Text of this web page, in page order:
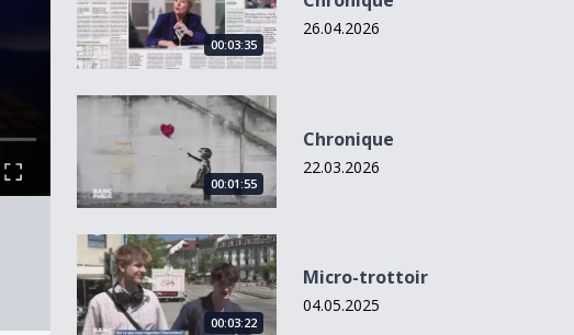
00:03:35
26.04.2026
Chronique
00:01:55
Chronique
22.03.2026
Micro-trottoir
00:03:22
Micro-trottoir
04.05.2025